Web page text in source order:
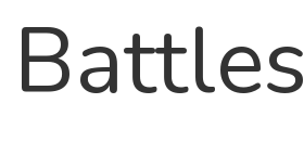
Battles